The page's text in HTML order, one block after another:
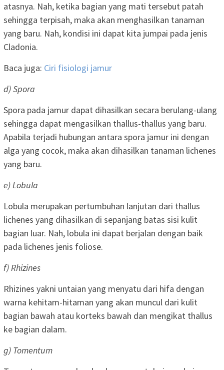
atasnya. Nah, ketika bagian yang mati tersebut patah
sehingga terpisah, maka akan menghasilkan tanaman
yang baru. Nah, kondisi ini dapat kita jumpai pada jenis
Cladonia.
Baca juga: Ciri fisiologi jamur
d) Spora
Spora pada jamur dapat dihasilkan secara berulang-ulang
sehingga dapat mengasilkan thallus-thallus yang baru.
Apabila terjadi hubungan antara spora jamur ini dengan
alga yang cocok, maka akan dihasilkan tanaman lichenes
yang baru.
e) Lobula
Lobula merupakan pertumbuhan lanjutan dari thallus
lichenes yang dihasilkan di sepanjang batas sisi kulit
bagian luar. Nah, lobula ini dapat berjalan dengan baik
pada lichenes jenis foliose.
f) Rhizines
Rhizines yakni untaian yang menyatu dari hifa dengan
warna kehitam-hitaman yang akan muncul dari kulit
bagian bawah atau korteks bawah dan mengikat thallus
ke bagian dalam.
g) Tomentum